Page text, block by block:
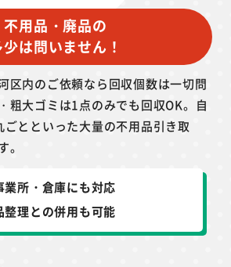
不用品・廃品の
少は問いません！
区内のご依頼なら回収個数は一切問
粗大ゴミは1点のみでも回収OK。自
とといった大量の不用品引き取
。
業所・倉庫にも対応
整理との併用も可能